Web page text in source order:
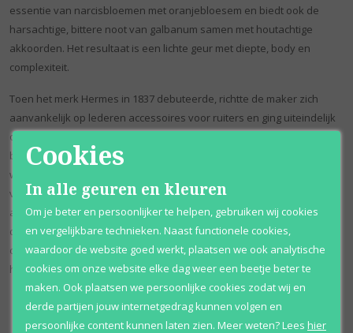
essentie van narcisbloemen met oranjebloesem en biedt ook de
harsachtige, bittere noot van galbanum samen met houtachtige
akkoorden. Het resultaat is een lichte geur met diepte, body en
complexiteit.
Toen het merk Hermes in 1837 debuteerde, richtte de maker zich
aanvankelijk op lederen accessoires voor ruiters en ging uiteindelijk
over op handtassen, luxe modeartikelen en confectiekleding. In 1951
brak het merk door in de parfumindustrie met Eau d'Hermès,
waarmee een lange reeks andere begeerde geuren begon in de
volgende zes decennia. Parfumeur Jean-Claude Ellena, de maestro
achter veel van de parfums van het label tussen 2004 en 2016, was
de neus die Eau De Narcisse Bleu creëerde. Hij heeft meer dan 100
colognes en parfums uitgebracht, die allemaal de tand des tijds
hebben doorstaan.
Cookies
In alle geuren en kleuren
Om je beter en persoonlijker te helpen, gebruiken wij cookies
en vergelijkbare technieken. Naast functionele cookies,
waardoor de website goed werkt, plaatsen we ook analytische
cookies om onze website elke dag weer een beetje beter te
maken. Ook plaatsen we persoonlijke cookies zodat wij en
derde partijen jouw internetgedrag kunnen volgen en
persoonlijke content kunnen laten zien. Meer weten?Lees hier